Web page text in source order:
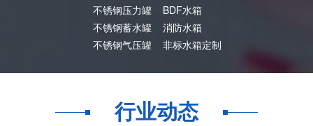
不锈钢压力罐
不锈钢蓄水罐
不锈钢气压罐
BDF水箱
消防水箱
非标水箱定制
行业动态